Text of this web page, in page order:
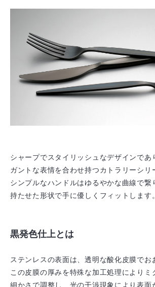
シャープでスタイリッシュなデザインであ
ガントな表情を合わせ持つカトラリーシリ
シンプルなハンドルはゆるやかな曲線で繋
持たせた形状で手に優しくフィットします。
黒発色仕上とは
ステンレスの表面は、透明な酸化皮膜でお
この皮膜の厚みを特殊な加工処理によりミ
細かさで調整し、光の干渉現象により表面